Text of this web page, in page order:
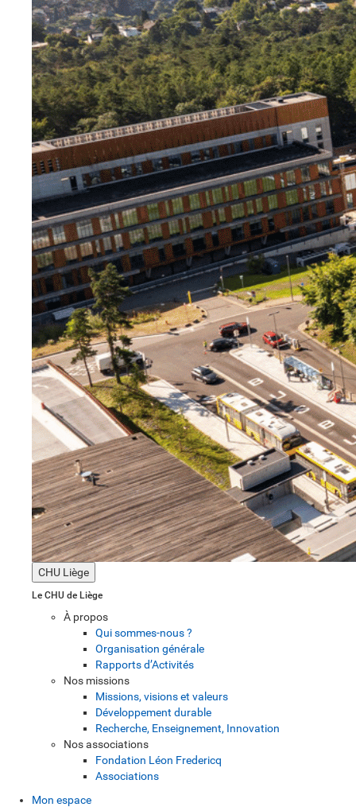
CHU Liège
Le CHU de Liège
À propos
Qui sommes-nous ?
Organisation générale
Rapports d’Activités
Nos missions
Missions, visions et valeurs
Développement durable
Recherche, Enseignement, Innovation
Nos associations
Fondation Léon Fredericq
Associations
Mon espace